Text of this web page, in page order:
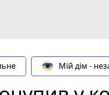
Мій дім -